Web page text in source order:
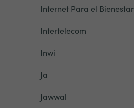
Internet Para el Bienestar
Intertelecom
Inwi
Ja
Jawwal